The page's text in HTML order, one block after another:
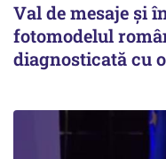
Val de mesaje și
fotomodelul
diagnosticată cu